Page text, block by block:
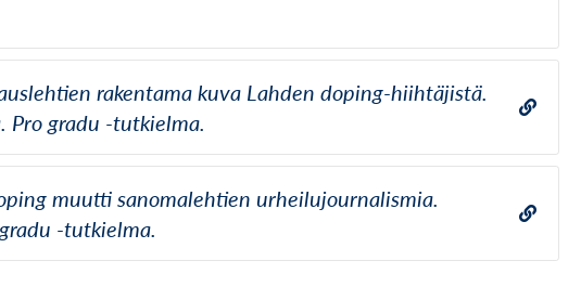
rakentama kuva Lahden doping-hiihtäjistä.
Pro gradu -tutkielma.
muutti sanomalehtien urheilujournalismia.
-tutkielma.